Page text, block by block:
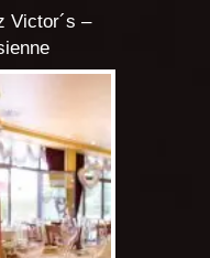
Victor´s –